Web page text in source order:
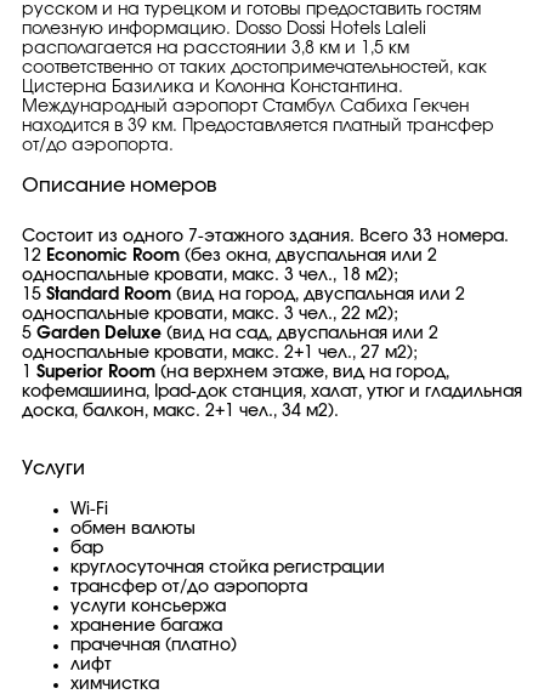
русском и на турецком и готовы предоставить гостям
полезную информацию. Dosso Dossi Hotels Laleli
располагается на расстоянии 3,8 км и 1,5 км
соответственно от таких достопримечательностей, как
Цистерна Базилика и Колонна Константина.
Международный аэропорт Стамбул Сабиха Гекчен
находится в 39 км. Предоставляется платный трансфер
от/до аэропорта.
Описание номеров
Состоит из одного 7-этажного здания. Всего 33 номера.
12 Economic Room (без окна, двуспальная или 2
односпальные кровати, макс. 3 чел., 18 м2);
15 Standard Room (вид на город, двуспальная или 2
односпальные кровати, макс. 3 чел., 22 м2);
5 Garden Deluxe (вид на сад, двуспальная или 2
односпальные кровати, макс. 2+1 чел., 27 м2);
Superior Room (на верхнем этаже, вид на город,
кофемашиина, Ipad-док станция, халат, утюг и гладильная
доска, балкон, макс. 2+1 чел., 34 м2).
Услуги
Wi-Fi
обмен валюты
бар
круглосуточная стойка регистрации
трансфер от/до аэропорта
услуги консьержа
хранение багажа
прачечная (платно)
лифт
химчистка